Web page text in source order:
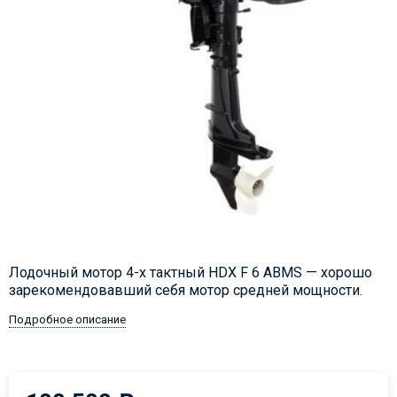
Лодочный мотор 4-х тактный HDX F 6 ABMS — хорошо
зарекомендовавший себя мотор средней мощности.
Подробное описание